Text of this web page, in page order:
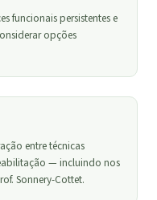
funcionais persistentes e
opções
entre técnicas
— incluindo nos
Sonnery-Cottet.